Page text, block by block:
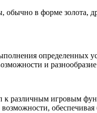
обычно в форме золота,
определенных
и
различным игровым